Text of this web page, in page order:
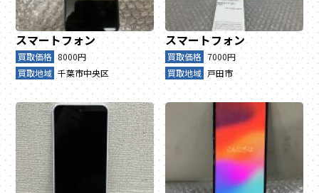
スマートフォン
買取価格 8000円
買取地域 千葉市中央区
スマートフォン
買取価格 7000円
買取地域 戸田市